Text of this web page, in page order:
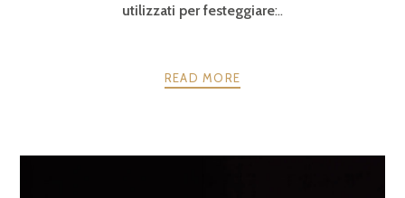
utilizzati per festeggiare:..
READ MORE